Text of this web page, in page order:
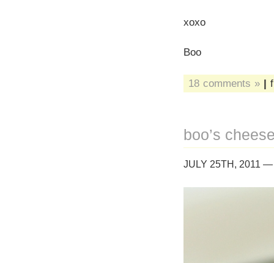
xoxo
Boo
18 comments » |
boo’s
JULY 25TH, 2011 —